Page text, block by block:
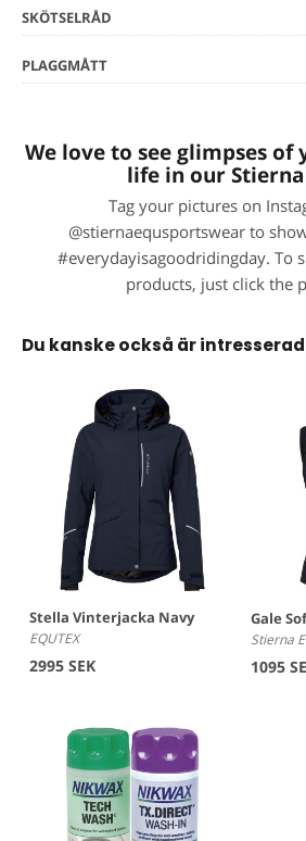
SKÖTSELRÅD
PLAGGMÅTT
We love to see glimpses of
life in our
Tag your pictures on
@stiernaequsportswear to
#everydayisagoodridingday. To
products, just click the
Du kanske också är
Stella Vinterjacka Navy
EQUTEX
2995 SEK
Gale
Stierna
1095